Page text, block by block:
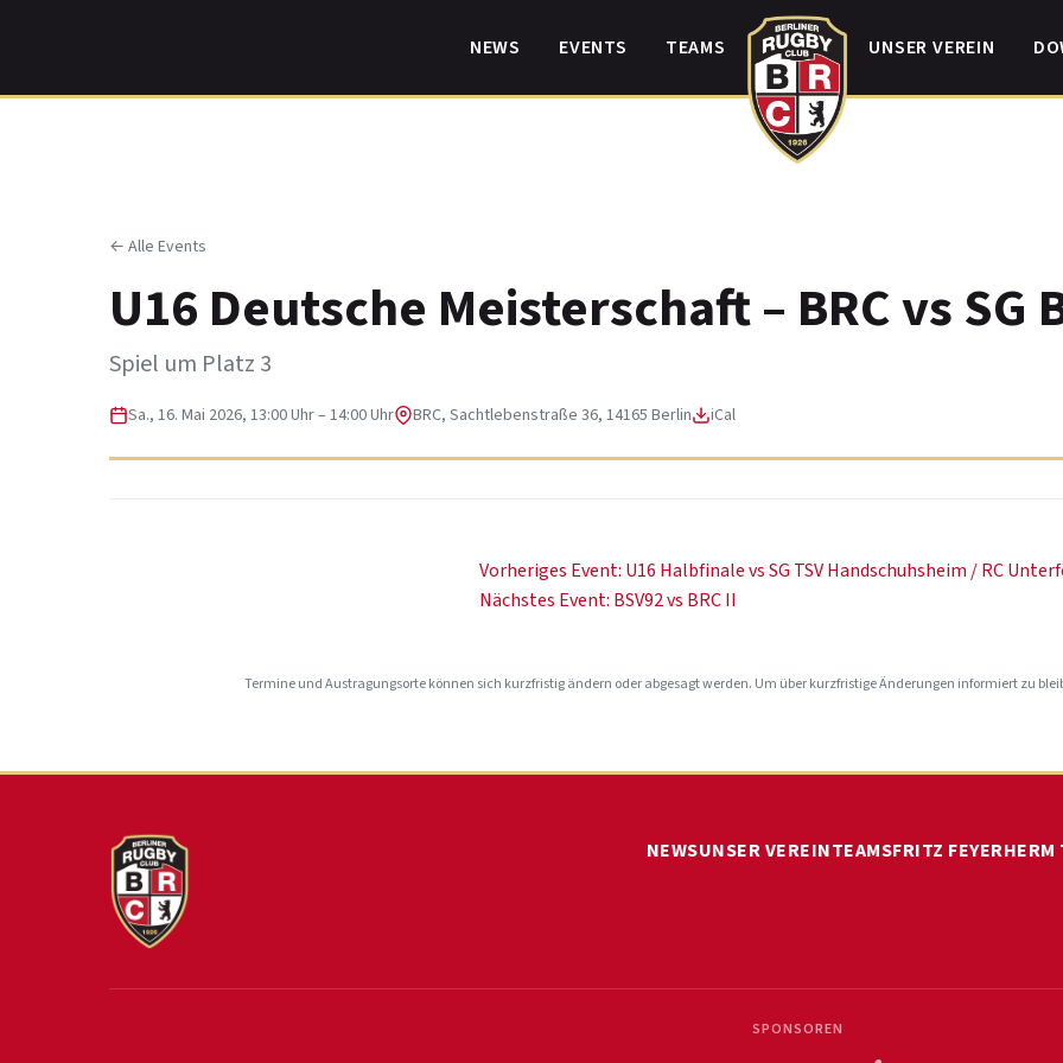
NEWS EVENTS TEAMS UNSER VEREIN
← Alle Events
U16 Deutsche Meisterschaft – BRC vs SG
Spiel um Platz 3
Sa., 16. Mai 2026, 13:00 Uhr – 14:00 Uhr BRC, Sachtlebenstraße 36, 14165 Berlin iCal
Vorheriges Event: U16 Halbfinale vs SG TSV Handschuhsheim / RC
Nächstes Event: BSV92 vs BRC II
Termine und Austragungsorte können sich kurzfristig ändern oder abgesagt werden. Um über kurzfristige Änderungen informiert zu
NEWSUNSER VEREINTEAMSFRITZ
SPONSOREN